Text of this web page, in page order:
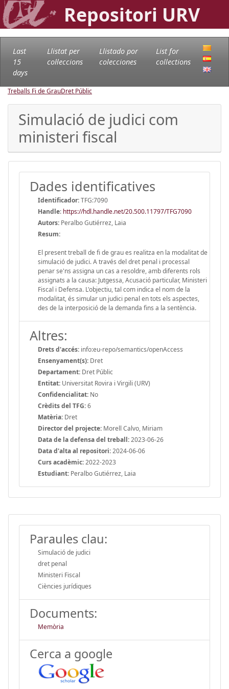
Repositori URV
Last
15
days
Llistat per
col·leccions
Llistado por
colecciones
List for
collections
Treballs Fi de GrauDret Públic
Simulació de judici com
ministeri fiscal
Dades identificatives
Identificador:TFG:7090
Handle: https://hdl.handle.net/20.500.11797/TFG7090
Autors: Peralbo Gutiérrez, Laia
Resum:
El present treball de fi de grau es realitza en la modalitat de
simulació de judici. A través del dret penal i processal
penar se'ns assigna un cas a resoldre, amb diferents rols
assignats a la causa: Jutgessa, Acusació particular, Ministeri
Fiscal i Defensa. L'objectiu, tal com indica el nom de la
modalitat, és simular un judici penal en tots els aspectes,
des de la interposició de la demanda fins a la sentència.
Altres:
Drets d'accés: info:eu-repo/semantics/openAccess
Ensenyament(s): Dret
Departament: Dret Públic
Entitat: Universitat Rovira i Virgili (URV)
Confidencialitat: No
Crèdits del TFG:6
Matèria: Dret
Director del projecte: Morell Calvo, Miriam
Data de la defensa del treball:2023-06-26
Data d'alta al repositori:2024-06-06
Curs acadèmic:2022-2023
Estudiant: Peralbo Gutiérrez, Laia
Paraules clau:
Simulació de judici
dret penal
Ministeri Fiscal
Ciències jurídiques
Documents:
Memòria
Cerca a google